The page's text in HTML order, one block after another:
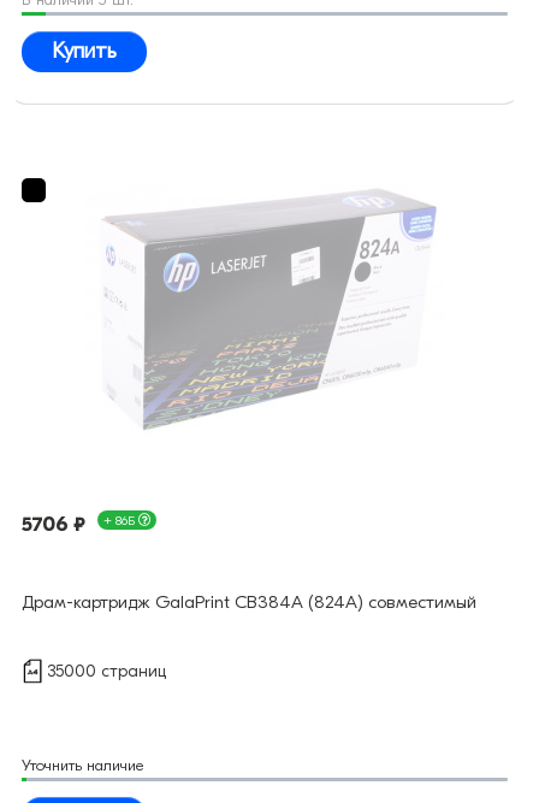
Купить
5706 ₽ + 86Б
Драм-картридж GalaPrint CB384A (824A) совместимый
35000 страниц
Уточнить наличие